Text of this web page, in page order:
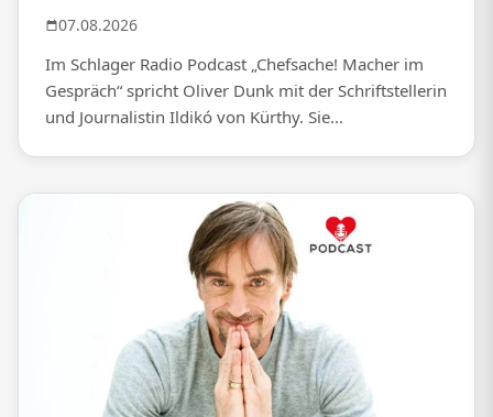
07.08.2026
Im Schlager Radio Podcast „Chefsache! Macher im
Gespräch“ spricht Oliver Dunk mit der Schriftstellerin
und Journalistin Ildikó von Kürthy. Sie...